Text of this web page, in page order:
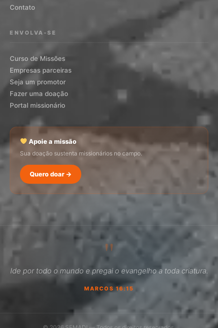
Contato
ENVOLVA-SE
Curso de Missões
Empresas parceiras
Seja um promotor
Fazer uma doação
Portal missionário
Apoie a missão
Sua doação sustenta missionários no campo.
Quero doar →
"
Ide por todo o mundo e pregai o evangelho a toda criatura.
MARCOS 16:15
05:27
Como faço para doar?
Como ser um promotor?